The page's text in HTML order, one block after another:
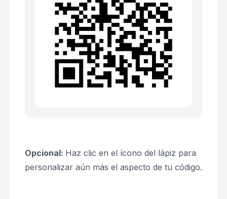
Opcional: Haz clic en el ícono del lápiz para
personalizar aún más el aspecto de tu código.